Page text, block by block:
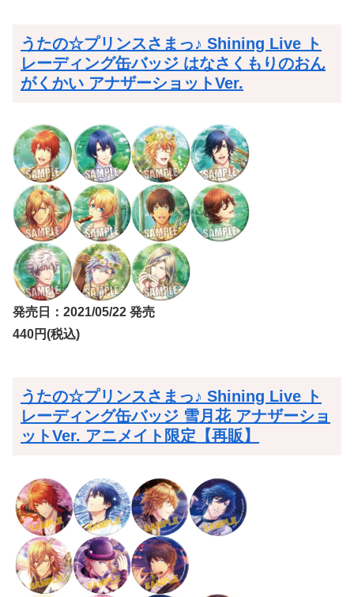
うたの☆プリンスさまっ♪ Shining Live ト
レーディング缶バッジ はなさくもりのおん
がくかい アナザーショットVer.
発売日：2021/05/22 発売
440円(税込)
うたの☆プリンスさまっ♪ Shining Live ト
レーディング缶バッジ 雪月花 アナザーショ
ットVer. アニメイト限定【再販】